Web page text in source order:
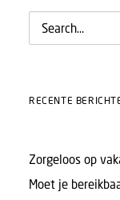
RECENTE
Zorgeloos op
Moet je